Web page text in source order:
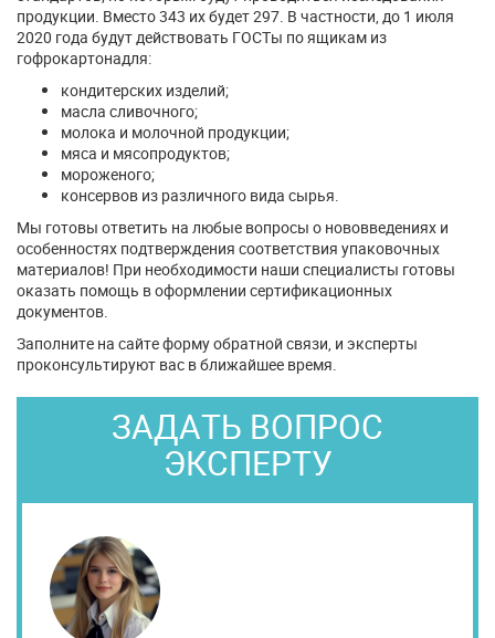
продукции. Вместо 343 их будет 297. В частности, до 1 июля
2020 года будут действовать ГОСТы по ящикам из
гофрокартонадля:
кондитерских изделий;
масла сливочного;
молока и молочной продукции;
мяса и мясопродуктов;
мороженого;
консервов из различного вида сырья.
Мы готовы ответить на любые вопросы о нововведениях и
особенностях подтверждения соответствия упаковочных
материалов! При необходимости наши специалисты готовы
оказать помощь в оформлении сертификационных
документов.
Заполните на сайте форму обратной связи, и эксперты
проконсультируют вас в ближайшее время.
ЗАДАТЬ ВОПРОС
ЭКСПЕРТУ